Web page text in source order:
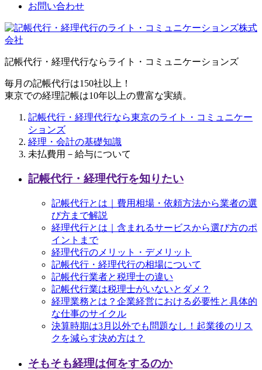
お問い合わせ
記帳代行・経理代行ならライト・コミュニケーションズ
毎月の記帳代行は150社以上！
東京での経理記帳は10年以上の豊富な実績。
記帳代行・経理代行なら東京のライト・コミュニケー
ションズ
経理・会計の基礎知識
未払費用－給与について
記帳代行・経理代行を知りたい
記帳代行とは｜費用相場・依頼方法から業者の選
び方まで解説
経理代行とは｜含まれるサービスから選び方のポ
イントまで
経理代行のメリット・デメリット
記帳代行・経理代行の相場について
記帳代行業者と税理士の違い
記帳代行業は税理士がいないとダメ？
経理業務とは？企業経営における必要性と具体的
な仕事のサイクル
決算時期は3月以外でも問題なし！起業後のリス
クを減らす決め方は？
そもそも経理は何をするのか